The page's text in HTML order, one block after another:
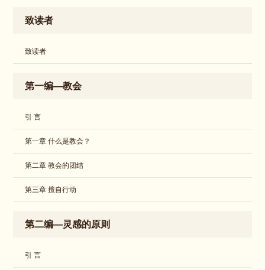
致读者
致读者
第一编—教会
引 言
第一章 什么是教会？
第二章 教会的团结
第三章 擅自行动
第二编—灵感的原则
引 言